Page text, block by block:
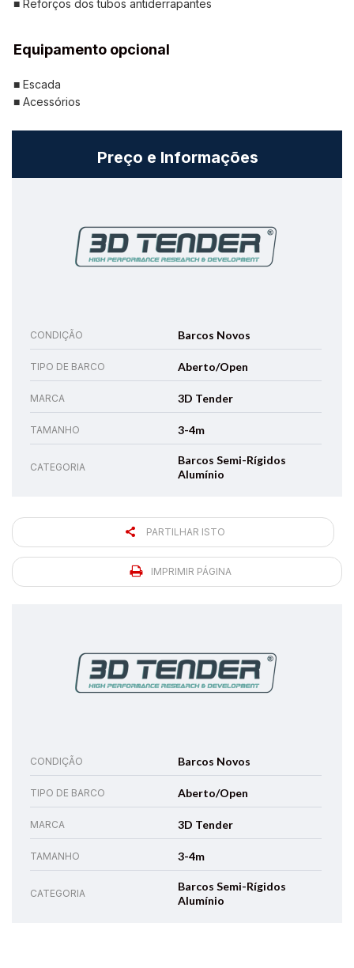
■ Reforços dos tubos antiderrapantes
Equipamento opcional
■ Escada
■ Acessórios
Preço e Informações
CONDIÇÃO Barcos Novos
TIPO DE BARCO Aberto/Open
MARCA 3D Tender
TAMANHO 3-4m
CATEGORIA
Barcos Semi-Rígidos
Alumínio
PARTILHAR ISTO
IMPRIMIR PÁGINA
CONDIÇÃO Barcos Novos
TIPO DE BARCO Aberto/Open
MARCA 3D Tender
TAMANHO 3-4m
CATEGORIA
Barcos Semi-Rígidos
Alumínio